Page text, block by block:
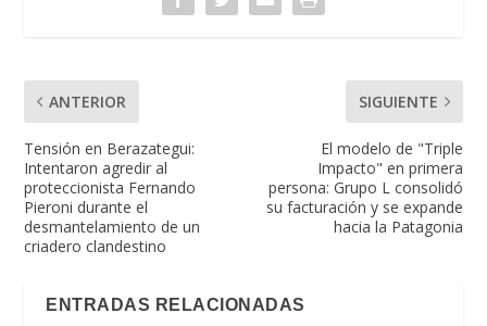
ANTERIOR
Tensión en Berazategui:
Intentaron agredir al
proteccionista Fernando
Pieroni durante el
desmantelamiento de un
criadero clandestino
SIGUIENTE
El modelo de "Triple
Impacto" en primera
persona: Grupo L consolidó
su facturación y se expande
hacia la Patagonia
ENTRADAS RELACIONADAS